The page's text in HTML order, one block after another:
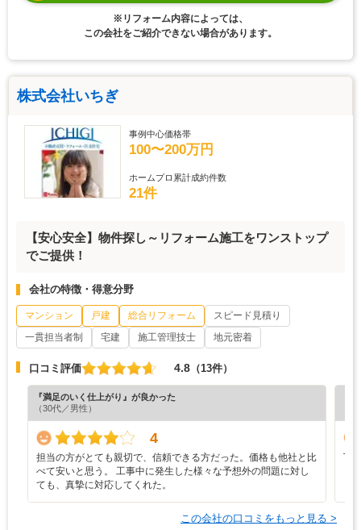
※リフォーム内容によっては、
この会社をご紹介できない場合があります。
株式会社いちぎ
事例中心価格帯
100〜200万円
ホームプロ累計成約件数
21件
【安心安全】物件探し～リフォーム施工をワンストップ
でご提供！
会社の特徴・得意分野
マンション 戸建 総合リフォーム
スピード見積り
一貫担当者制
宅建 施工管理技士 地元密着
口コミ評価 4.8 （13件）
『満足のいく仕上がり』が良かった
（30代／男性）
4
担当の方がとても親切で、信頼できる方だった。価格も他社と比
べて安いと思う。 工事中に発生した様々な予想外の問題に対し
ても、真摯に対応してくれた。
丁
この会社の口コミをもっと見る >